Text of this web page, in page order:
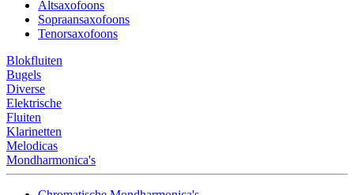
Altsaxofoons
Sopraansaxofoons
Tenorsaxofoons
Blokfluiten
Bugels
Diverse
Elektrische
Fluiten
Klarinetten
Melodicas
Mondharmonica's